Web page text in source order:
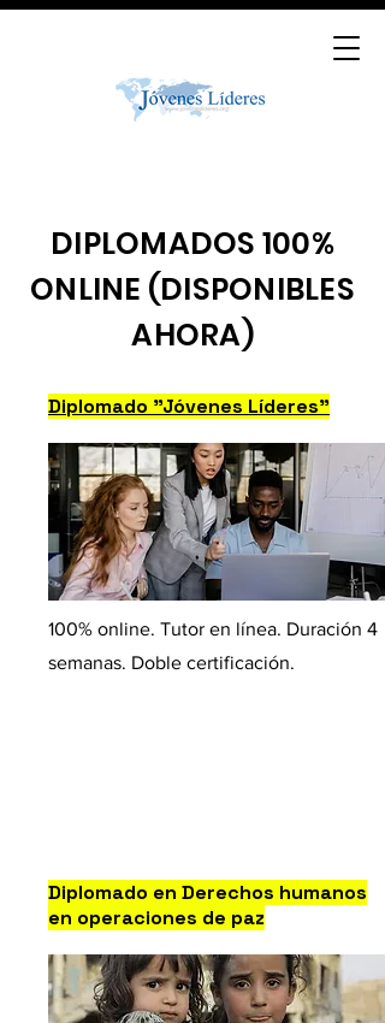
DIPLOMADOS 100%
ONLINE (DISPONIBLES
AHORA)
Diplomado "Jóvenes Líderes"
100% online. Tutor en línea. Duración 4
semanas. Doble certificación.
Diplomado en Derechos humanos
en operaciones de paz